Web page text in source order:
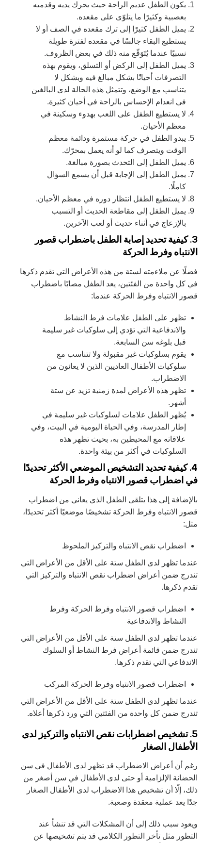
يكون الطفل عديم الراحة حيث يحرك يديه وقدميه
بعصبية وكثيرًا ما يتلوّى على مقعده.
يميل الطفل كثيرًا إلى ترك مقعده في الصف أو لا
يستطيع البقاء جالسًا في مقعده لفترة طويلة
نسبيًا عندما يُتَوَقّع منه ذلك في بعض الظروف.
يميل الطفل إلى الركض أو التسلق، ويقوم بهذه
التصرفات أحيانًا بشكل مبالغ فيه وبشكل لا
يتناسب مع الوضع، وتتمثل هذه الحالة لدى البالغين
في انعدام الإحساس بالراحة في أحيان كثيرة.
لا يستطيع الطفل على اللعب بهدوء وسكينة في
معظم الأحيان.
يبدو الطفل في حركة مستمرة ودائمة معظم
الوقت ويتصرف كما لو أنه يعمل بمحرّك.
يميل الطفل إلى التحدث بصورة مبالغة.
يميل الطفل إلى الإجابة قبل أن يسمع السؤال
كاملًا.
لا يستطيع الطفل انتظار دوره في معظم الأحيان.
يميل الطفل إلى مقاطعة الحديث أو التسبب
بالإزعاج في أثناء حديث أو لعب الآخرين.
3. كيفية تحديد إصابة الطفل باضطراب قصور
الانتباه وفرط الحركة
فضلًا عن ملاءمته لستة من هذه الأعراض التي تقدم ذكرها
في كل واحدة من الفئتين، يعد الطفل مصابًا باضطراب
قصور الانتباه وفرط الحركة عندما:
تظهر على الطفل علامات فرط النشاط
والاندفاعية التي تؤدي إلى سلوكيات غير سليمة
قبل بلوغه سن السابعة.
يقوم بسلوكيات غير مقبولة ولا تتناسب مع
سلوكيات الأطفال العاديين الذين لا يعانون من
الاضطراب.
تظهر هذه الأعراض لمدة زمنية تزيد عن ستة
أشهر.
يُظهر الطفل علامات لسلوكيات غير سليمة في
إطار المدرسة، وفي الحياة اليومية في البيت، وفي
علاقاته مع المحيطين به، بحيث تظهر هذه
السلوكيات في أكثر من بيئة واحدة.
4. كيفية تحديد التشخيص الموضعي الأكثر تحديدًا
في اضطراب قصور الانتباه وفرط الحركة
بالإضافة إلى هذا يتلقى الطفل الذي يعاني من اضطراب
قصور الانتباه وفرط الحركة تشخيصًا موضعيًا أكثر تحديدًا،
مثل:
اضطراب نقص الانتباه والتركيز الملحوظ
عندما تظهر لدى الطفل ستة على الأقل من الأعراض التي
تندرج ضمن أعراض اضطراب نقص الانتباه والتركيز التي
تقدم ذكرها.
اضطراب قصور الانتباه وفرط الحركة وفرط
النشاط والاندفاعية
عندما تظهر لدى الطفل ستة على الأقل من الأعراض التي
تندرج ضمن قائمة أعراض فرط النشاط أو السلوك
الاندفاعي التي تقدم ذكرها.
اضطراب قصور الانتباه وفرط الحركة المركب
عندما تظهر لدى الطفل ستة على الأقل من الأعراض التي
تندرج ضمن كل واحدة من الفئتين التي ورد ذكرها أعلاه.
5. تشخيص اضطرابات نقص الانتباه والتركيز لدى
الأطفال الصغار
رغم أن أعراض الاضطراب قد تظهر لدى الأطفال في سن
الحضانة الإلزامية أو حتى لدى الأطفال في سن أصغر من
ذلك، إلّا أن تشخيص هذا الاضطراب لدى الأطفال الصغار
جدًا يعد عملية معقدة وصعبة.
ويعود سبب ذلك إلى أن المشكلات التي قد تنشأ عند
التطور مثل تأخر التطور الكلامي قد يتم تشخيصها عن